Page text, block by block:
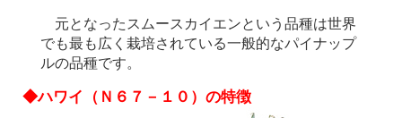
元となったスムースカイエンという品種は世界
でも最も広く栽培されている一般的なパイナップ
ルの品種です。
◆ハワイ（Ｎ６７－１０）の特徴